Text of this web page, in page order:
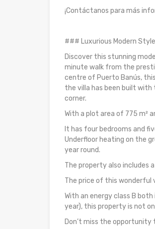
¡Contáctanos para más
### Luxurious Modern
Discover this stunning
minute walk from the
centre of Puerto Banús,
the villa has been built
corner.
With a plot area of ​​775 m²
It has four bedrooms and
Underfloor heating on the
year round.
The property also includes
The price of this wonderful
With an energy class B
year), this property is not
Don’t miss the opportunity